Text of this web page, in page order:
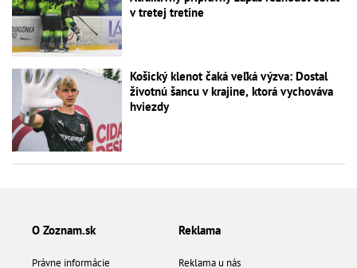
v tretej tretine
Košický klenot čaká veľká výzva: Dostal
životnú šancu v krajine, ktorá vychováva
hviezdy
O Zoznam.sk
Právne informácie
Reklama
Reklama u nás